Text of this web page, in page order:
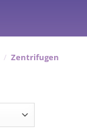
/ Zentrifugen